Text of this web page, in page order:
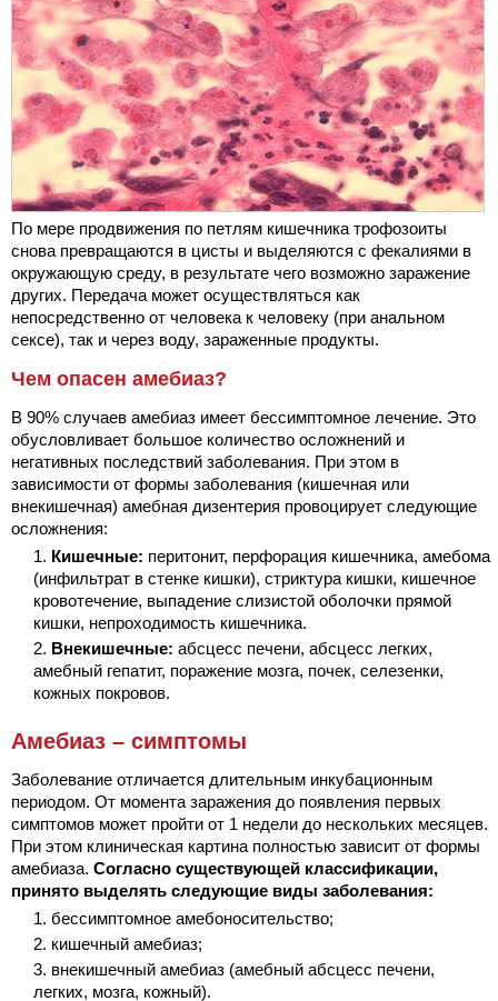
По мере продвижения по петлям кишечника трофозоиты
снова превращаются в цисты и выделяются с фекалиями в
окружающую среду, в результате чего возможно заражение
других. Передача может осуществляться как
непосредственно от человека к человеку (при анальном
сексе), так и через воду, зараженные продукты.
Чем опасен амебиаз?
В 90% случаев амебиаз имеет бессимптомное лечение. Это
обусловливает большое количество осложнений и
негативных последствий заболевания. При этом в
зависимости от формы заболевания (кишечная или
внекишечная) амебная дизентерия провоцирует следующие
осложнения:
Кишечные: перитонит, перфорация кишечника, амебома
(инфильтрат в стенке кишки), стриктура кишки, кишечное
кровотечение, выпадение слизистой оболочки прямой
кишки, непроходимость кишечника.
Внекишечные: абсцесс печени, абсцесс легких,
амебный гепатит, поражение мозга, почек, селезенки,
кожных покровов.
Амебиаз – симптомы
Заболевание отличается длительным инкубационным
периодом. От момента заражения до появления первых
симптомов может пройти от 1 недели до нескольких месяцев.
При этом клиническая картина полностью зависит от формы
амебиаза. Согласно существующей классификации,
принято выделять следующие виды заболевания:
бессимптомное амебоносительство;
кишечный амебиаз;
внекишечный амебиаз (амебный абсцесс печени,
легких, мозга, кожный).